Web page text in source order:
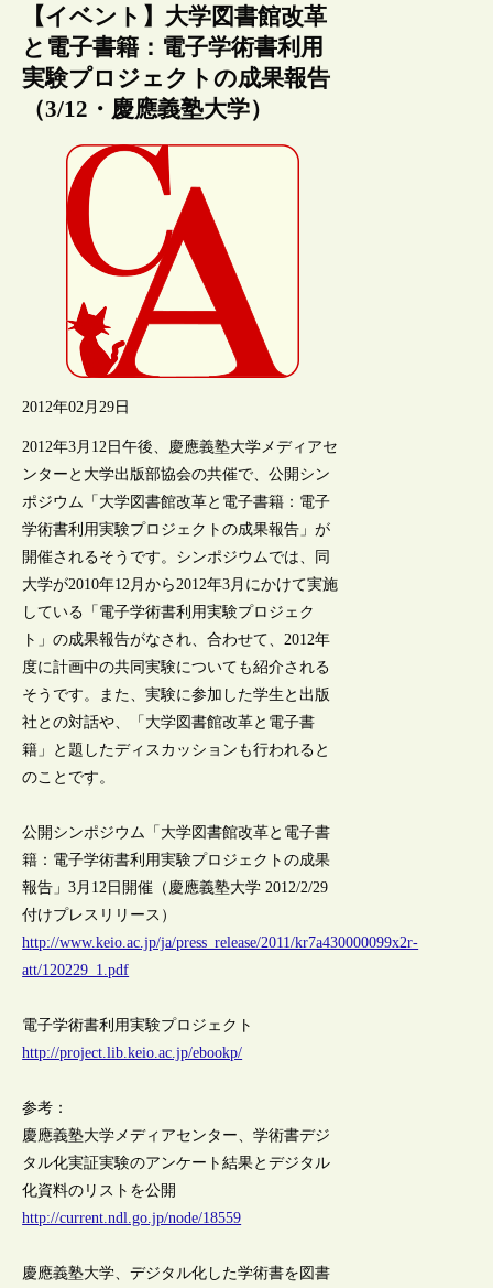
【イベント】大学図書館改革
と電子書籍：電子学術書利用
実験プロジェクトの成果報告
（3/12・慶應義塾大学）
2012年02月29日
2012年3月12日午後、慶應義塾大学メディアセ
ンターと大学出版部協会の共催で、公開シン
ポジウム「大学図書館改革と電子書籍：電子
学術書利用実験プロジェクトの成果報告」が
開催されるそうです。シンポジウムでは、同
大学が2010年12月から2012年3月にかけて実施
している「電子学術書利用実験プロジェク
ト」の成果報告がなされ、合わせて、2012年
度に計画中の共同実験についても紹介される
そうです。また、実験に参加した学生と出版
社との対話や、「大学図書館改革と電子書
籍」と題したディスカッションも行われると
のことです。
公開シンポジウム「大学図書館改革と電子書
籍：電子学術書利用実験プロジェクトの成果
報告」3月12日開催（慶應義塾大学 2012/2/29
付けプレスリリース）
http://www.keio.ac.jp/ja/press_release/2011/kr7a430000099x2r-
att/120229_1.pdf
電子学術書利用実験プロジェクト
http://project.lib.keio.ac.jp/ebookp/
参考：
慶應義塾大学メディアセンター、学術書デジ
タル化実証実験のアンケート結果とデジタル
化資料のリストを公開
http://current.ndl.go.jp/node/18559
慶應義塾大学、デジタル化した学術書を図書